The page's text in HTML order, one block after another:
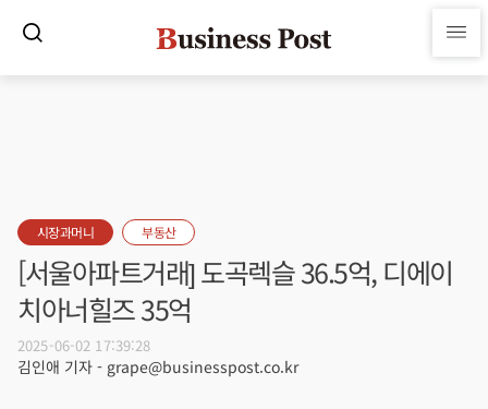
시장과머니 부동산
[서울아파트거래] 도곡렉슬 36.5억, 디에이
치아너힐즈 35억
2025-06-02 17:39:28
김인애 기자 - grape@businesspost.co.kr